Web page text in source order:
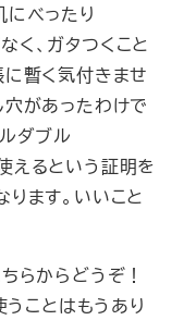
にべったり
く、ガタつくこと
に暫く気付きませ
穴があったわけで
ダブル
えるという証明を
ます。いいこと
らからどうぞ！
ことはもうあり